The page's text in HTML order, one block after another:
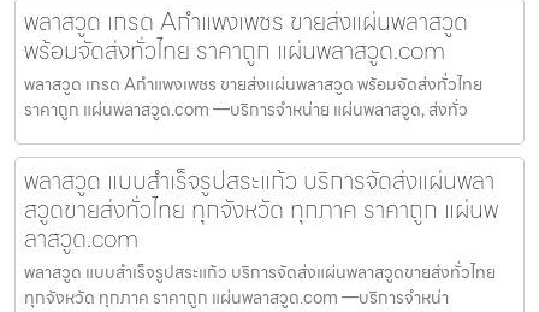
พลาสวูด เกรด Aกำแพงเพชร ขายส่งแผ่นพลาสวูด
พร้อมจัดส่งทั่วไทย ราคาถูก แผ่นพลาสวูด.com
พลาสวูด เกรด Aกำแพงเพชร ขายส่งแผ่นพลาสวูด พร้อมจัดส่งทั่วไทย
ราคาถูก แผ่นพลาสวูด.com —บริการจำหน่าย แผ่นพลาสวูด, ส่งทั่ว
พลาสวูด แบบสำเร็จรูปสระแก้ว บริการจัดส่งแผ่นพลา
สวูดขายส่งทั่วไทย ทุกจังหวัด ทุกภาค ราคาถูก แผ่นพ
ลาสวูด.com
พลาสวูด แบบสำเร็จรูปสระแก้ว บริการจัดส่งแผ่นพลาสวูดขายส่งทั่วไทย
ทุกจังหวัด ทุกภาค ราคาถูก แผ่นพลาสวูด.com —บริการจำหน่า